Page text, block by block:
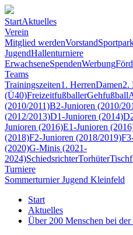
StartAktuelles
Verein
Mitglied werdenVorstand
JugendHallenturniere
ErwachseneSpendenWerbung
Teams
Trainingszeiten1. HerrenDamen2.
(Ü40)FreizeitfußballerGehfußball
(2010/2011)B2-Junioren (2010/
(2012/2013)D1-Junioren (2014)
Junioren (2016)E1-Junioren
(2018)F2-Junioren (2018/2019)
(2020)G-Minis (2021-
2024)SchiedsrichterTorhüter
Turniere
Sommerturnier Jugend Kleinfeld
Start
Aktuelles
Über 200 Menschen bei der